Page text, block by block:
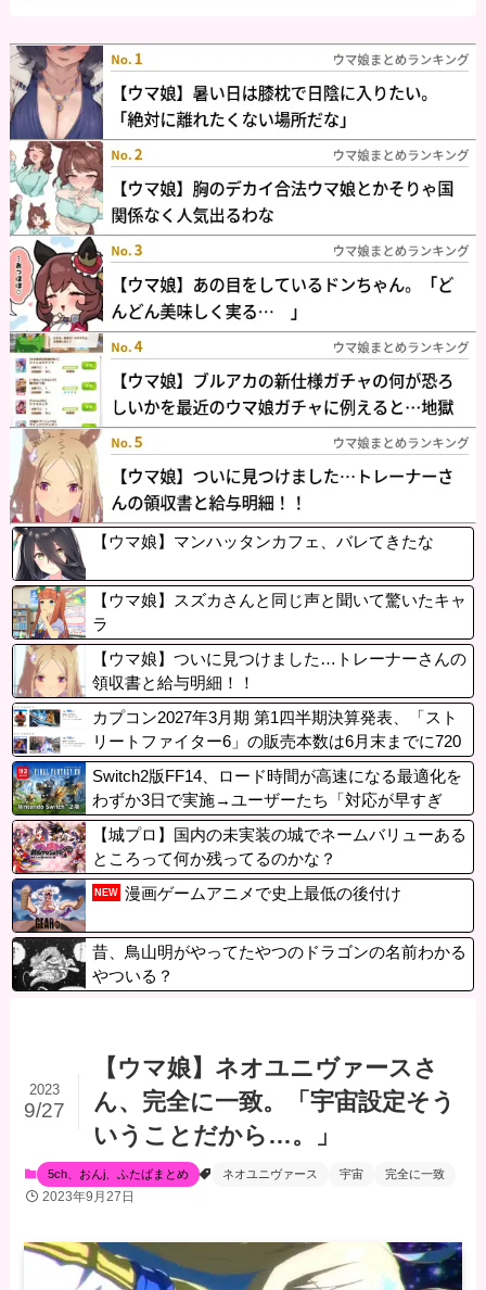
【ウマ娘】マンハッタンカフェ、バレてきたな
【ウマ娘】スズカさんと同じ声と聞いて驚いたキャ
ラ
【ウマ娘】ついに見つけました…トレーナーさんの
領収書と給与明細！！
カプコン2027年3月期 第1四半期決算発表、「スト
リートファイター6」の販売本数は6月末までに720
万本、3か月で49万本の売上。
Switch2版FF14、ロード時間が高速になる最適化を
わずか3日で実施→ユーザーたち「対応が早すぎ
る」
【城プロ】国内の未実装の城でネームバリューある
ところって何か残ってるのかな？
NEW 漫画ゲームアニメで史上最低の後付け
昔、鳥山明がやってたやつのドラゴンの名前わかる
やついる？
【ウマ娘】ネオユニヴァースさ
ん、完全に一致。「宇宙設定そう
いうことだから…。」
2023
9/27
5ch、おんj、ふたばまとめ ネオユニヴァース 宇宙 完全に一致
2023年9月27日